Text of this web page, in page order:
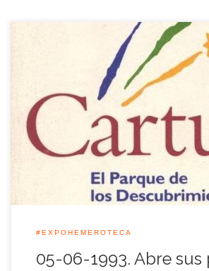
Hoy 5 de Junio se cumple 30 años de la
Parque Temático de Europa en los años
Parque de los Descubrimientos, el primer
realizado en la Isla de la Cartuja después
Universal de Sevilla, que se mantuvo
#EXPOHEMEROTECA
05-06-1993. Abre sus